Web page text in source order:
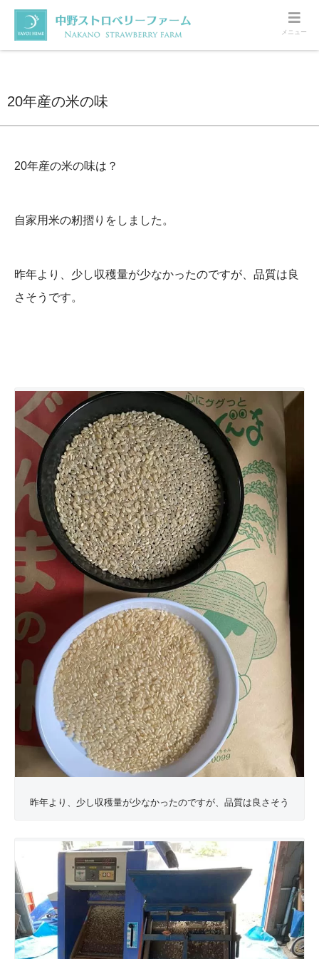
ホーム その他 20年産の米の味
20年産の米の味
20年産の米の味は？
自家用米の籾摺りをしました。
昨年より、少し収穫量が少なかったのですが、品質は良
さそうです。
昨年より、少し収穫量が少なかったのですが、品質は良さそう
メニュー